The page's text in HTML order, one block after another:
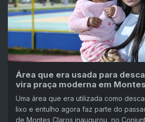
Área que era usada para
vira praça moderna em
Uma área que era utilizada como
lixo e entulho agora faz parte do
de Montes Claros inaugurou, no